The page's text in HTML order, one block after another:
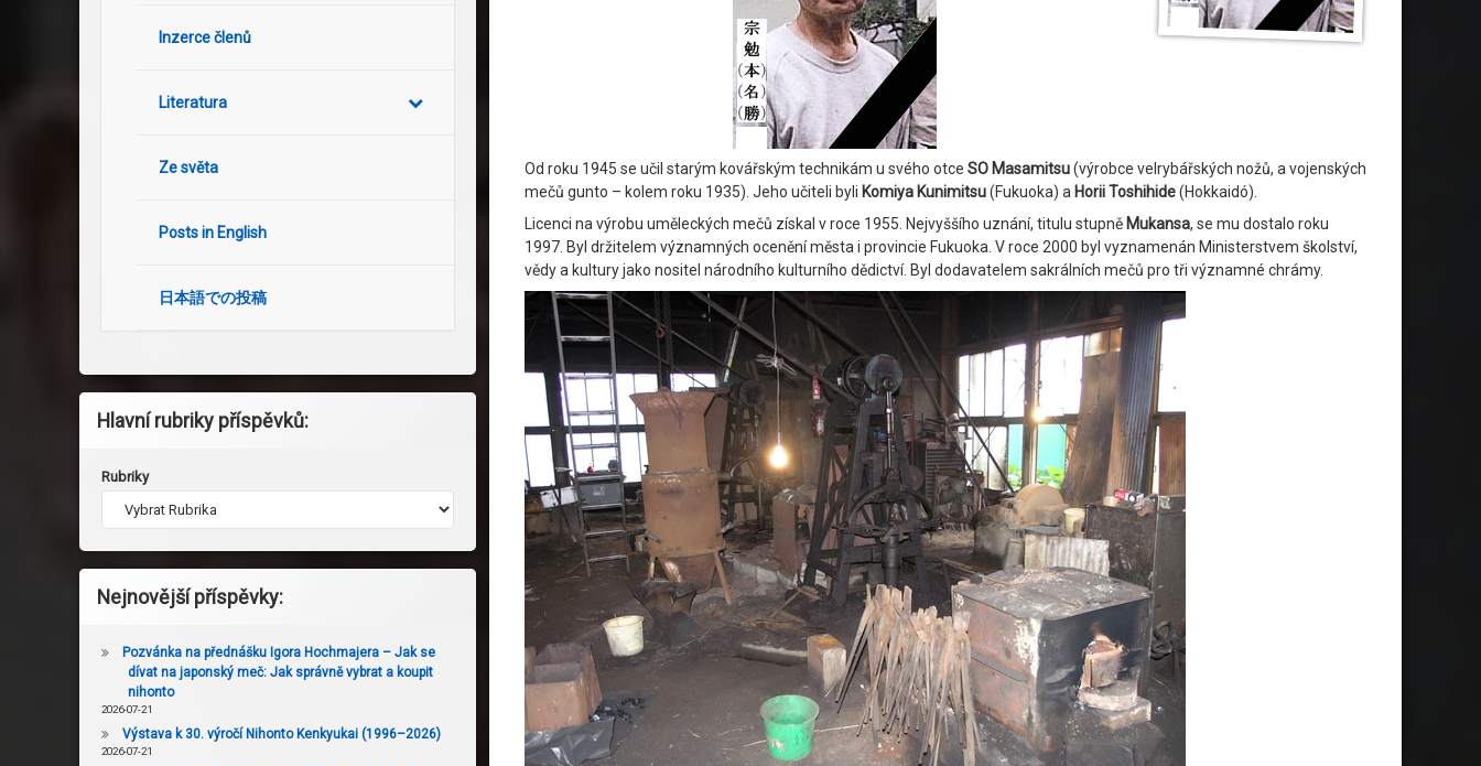
Od roku 1945 se učil starým kovářským technikám u svého otce SO Masamitsu(výrobce velrybářských nožů, a vojenských
mečů gunto – kolem roku 1935). Jeho učiteli byli Komiya Kunimitsu(Fukuoka) a Horii Toshihide(Hokkaidó).
Licenci na výrobu uměleckých mečů získal v roce 1955. Nejvyššího uznání, titulu stupně Mukansa, se mu dostalo roku
1997. Byl držitelem významných ocenění města i provincie Fukuoka. V roce 2000 byl vyznamenán Ministerstvem školství,
vědy a kultury jako nositel národního kulturního dědictví. Byl dodavatelem sakrálních mečů pro tři významné chrámy.
Inzerce členů
Literatura
Ze světa
Posts in English
日本語での投稿
Hlavní rubriky příspěvků:
Rubriky
Nejnovější příspěvky:
Pozvánka na přednášku Igora Hochmajera – Jak se
dívat na japonský meč: Jak správně vybrat a koupit
nihonto
2026-07-21
Výstava k 30. výročí Nihonto Kenkyukai (1996–2026)
2026-07-21